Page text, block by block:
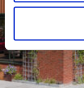
t
i
e